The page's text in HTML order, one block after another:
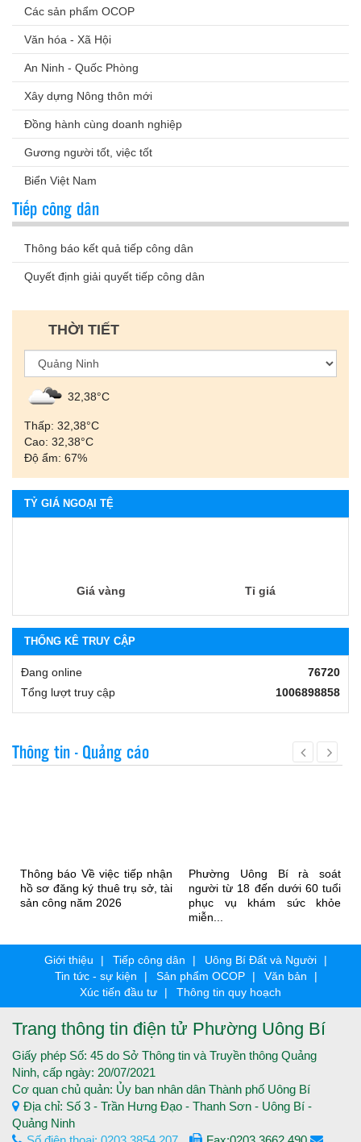
Các sản phẩm OCOP
Văn hóa - Xã Hội
An Ninh - Quốc Phòng
Xây dựng Nông thôn mới
Đồng hành cùng doanh nghiệp
Gương người tốt, việc tốt
Biển Việt Nam
Tiếp công dân
Thông báo kết quả tiếp công dân
Quyết định giải quyết tiếp công dân
THỜI TIẾT
32,38°С
Thấp: 32,38°С
Cao: 32,38°С
Độ ẩm: 67%
TỶ GIÁ NGOẠI TỆ
Giá vàng Tỉ giá
THỐNG KÊ TRUY CẬP
Đang online
76720
Tổng lượt truy cập
1006898858
Thông tin - Quảng cáo
Thông báo Về việc tiếp nhận
hồ sơ đăng ký thuê trụ sở, tài
sản công năm 2026
Phường Uông Bí rà soát
người từ 18 đến dưới 60 tuổi
phục vụ khám sức khỏe
miễn...
Giới thiệu Tiếp công dân
Uông Bí Đất và Người
Tin tức - sự kiện
Sản phẩm OCOP
Văn bản
Xúc tiến đầu tư
Thông tin quy hoạch
Trang thông tin điện tử Phường Uông Bí
Giấy phép Số: 45 do Sở Thông tin và Truyền thông Quảng
Ninh, cấp ngày: 20/07/2021
Cơ quan chủ quản: Ủy ban nhân dân Thành phố Uông Bí
Địa chỉ: Số 3 - Trần Hưng Đạo - Thanh Sơn - Uông Bí -
Quảng Ninh